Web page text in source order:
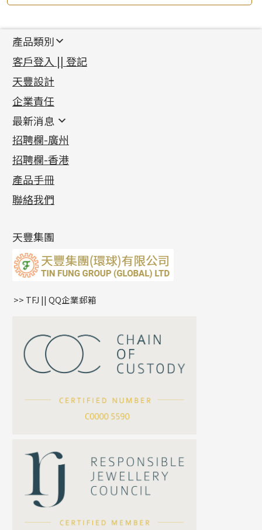
公司名稱
聯絡電話
產品類別
新產品
足金系列
足金配件
機織鏈系列
珠仔鏈
镶口链
管狀網鏈
十字車花鏈系列
十字閃O鏈系列
十字錘打鏈系列
側身車花鏈系列
側身鏈系列
雙十字鏈系列
水波鏈系列
蛇骨鏈系列
鏈尾系列
嘴唇鏈系列
S車花鏈系列
珍珠鏈系列
坦克鏈系列
滿天星鏈系列
方假繩鏈系列
首飾配件
耳環類配件
卷迫系列
螺絲迫系列
梅花迫系列
平臺迫系列
綫拍系列
美拍系列
耳環扣系列
耳綫/耳鈎系列
耳環爪頭
耳環
鏈類配件
動感車花吊墜
調節珠系列
生圈扣系列
龍蝦扣系列
鴨俐制系列
字母吊墜
相盒吊墜
項鏈吊墜
生肖吊墜
星座吊墜
珠扣
其他類配件
珠盤系列
袖口鈕系列
焊片及鐳射綫
空心車花管
珠類配件
無孔光身珠
空心光身珠
無孔批花珠
鑲口類
四爪頭系列
六爪頭系列
車花片
動感車花片
鑲口戒指
鑲口手鏈系列
首飾系列
手镯系列
戒指系列
空心耳環
空心车花管首饰链
空心手鐲系列
貴金屬原料
千足金
記憶金屬系列
記憶戒指
拉簧珠珠手鏈
記憶鈦手鐲
客戶登入 || 登記
天豐設計
企業責任
最新消息
最新消息
各項證書(2)
相片集(9)
展覽會資訊
最新產品資訊
招聘欄-廣州
招聘欄-香港
產品手冊
聯絡我們
天豐集團
>> TFJ || QQ企業郵箱